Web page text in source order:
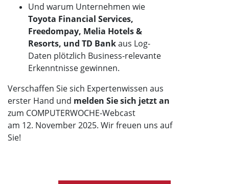
Und warum Unternehmen wie
Toyota Financial Services,
Freedompay, Melia Hotels &
Resorts, und TD Bankaus Log-
Daten plötzlich Business-relevante
Erkenntnisse gewinnen.
Verschaffen Sie sich Expertenwissen aus
erster Hand und melden Sie sich jetzt an
zum COMPUTERWOCHE-Webcast
am 12. November 2025. Wir freuen uns auf
Sie!